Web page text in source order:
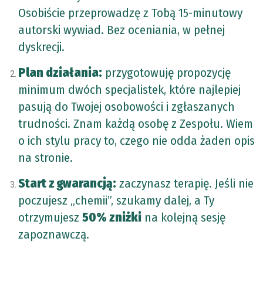
Osobiście przeprowadzę z Tobą 15-minutowy
autorski wywiad. Bez oceniania, w pełnej
dyskrecji.
Plan działania: przygotowuję propozycję
minimum dwóch specjalistek, które najlepiej
pasują do Twojej osobowości i zgłaszanych
trudności. Znam każdą osobę z Zespołu. Wiem
o ich stylu pracy to, czego nie odda żaden opis
na stronie.
Start z gwarancją: zaczynasz terapię. Jeśli nie
poczujesz „chemii”, szukamy dalej, a Ty
otrzymujesz 50% zniżki na kolejną sesję
zapoznawczą.